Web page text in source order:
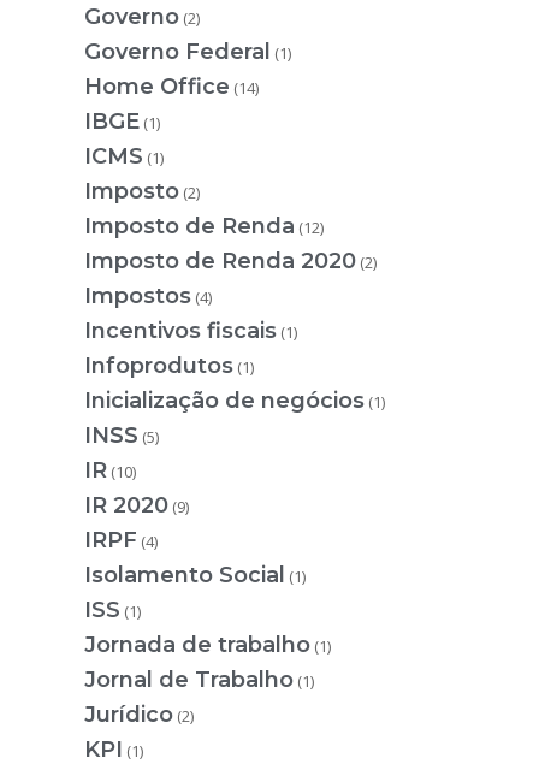
Governo (2)
Governo Federal (1)
Home Office (14)
IBGE (1)
ICMS (1)
Imposto (2)
Imposto de Renda (12)
Imposto de Renda 2020 (2)
Impostos (4)
Incentivos fiscais (1)
Infoprodutos (1)
Inicialização de negócios (1)
INSS (5)
IR (10)
IR 2020 (9)
IRPF (4)
Isolamento Social (1)
ISS (1)
Jornada de trabalho (1)
Jornal de Trabalho (1)
Jurídico (2)
KPI (1)